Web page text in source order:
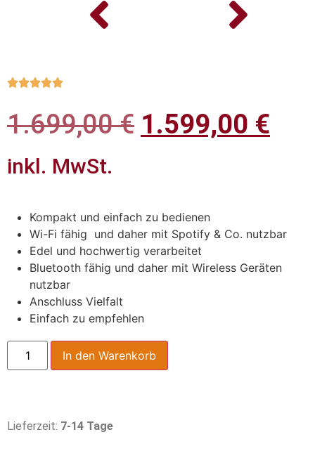

1.699,00€ 1.599,00 €
inkl. MwSt.
Kompakt und einfach zu bedienen
Wi-Fi fähig und daher mit Spotify & Co. nutzbar
Edel und hochwertig verarbeitet
Bluetooth fähig und daher mit Wireless Geräten
nutzbar
Anschluss Vielfalt
Einfach zu empfehlen
In den Warenkorb
Lieferzeit: 7-14 Tage